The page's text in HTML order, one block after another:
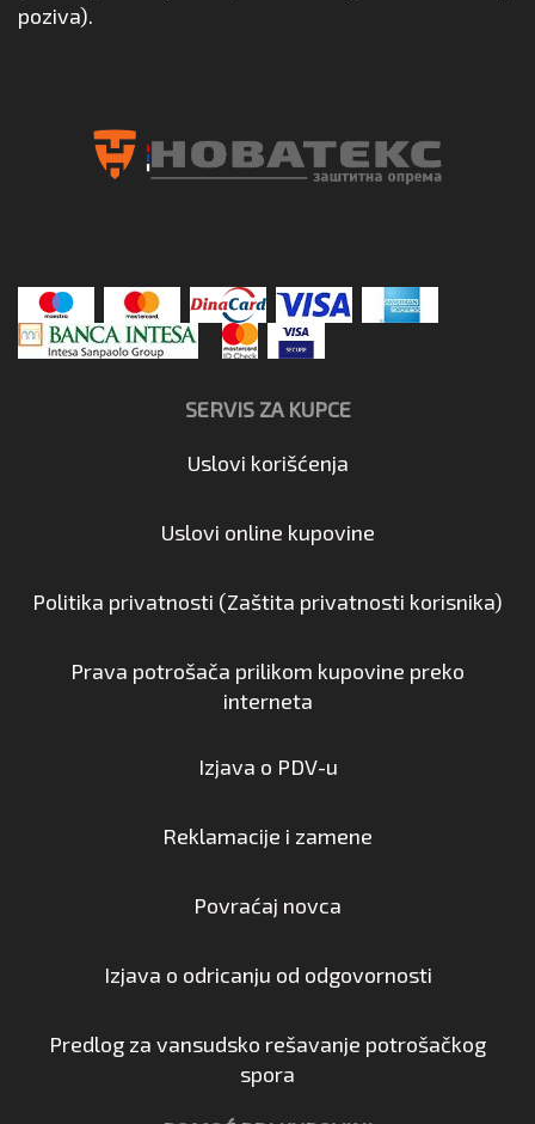
poziva).
SERVIS ZA KUPCE
Uslovi korišćenja
Uslovi online kupovine
Politika privatnosti (Zaštita privatnosti korisnika)
Prava potrošača prilikom kupovine preko
interneta
Izjava o PDV-u
Reklamacije i zamene
Povraćaj novca
Izjava o odricanju od odgovornosti
Predlog za vansudsko rešavanje potrošačkog
spora